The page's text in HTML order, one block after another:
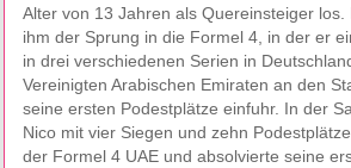
Alter von 13 Jahren als Quereinsteiger
ihm der Sprung in die Formel 4, in der er
in drei verschiedenen Serien in
Vereinigten Arabischen Emiraten an den
seine ersten Podestplätze einfuhr. In der
Nico mit vier Siegen und zehn
der Formel 4 UAE und absolvierte seine